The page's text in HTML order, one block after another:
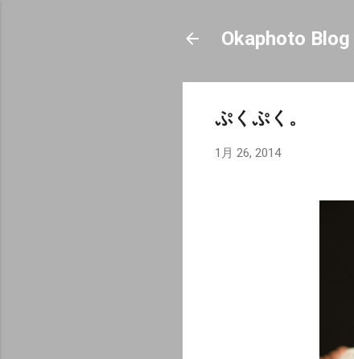
Okaphoto Blog
ぷくぷく。
1月 26, 2014